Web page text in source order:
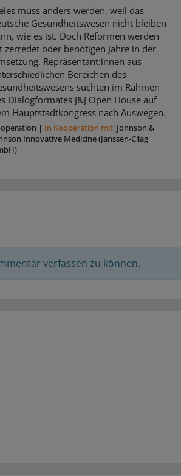
muss anders werden, weil das
Gesundheitswesen nicht bleiben
wie es ist. Doch Reformen werden
zerredet oder benötigen Jahre in der
Repräsentant:innen aus
Bereichen des
suchten im Rahmen
Dialogformates J&J Open House auf
Hauptstadtkongress nach Auswegen.
| In Kooperation mit: Johnson &
Innovative Medicine (Janssen-Cilag
verfassen zu können.